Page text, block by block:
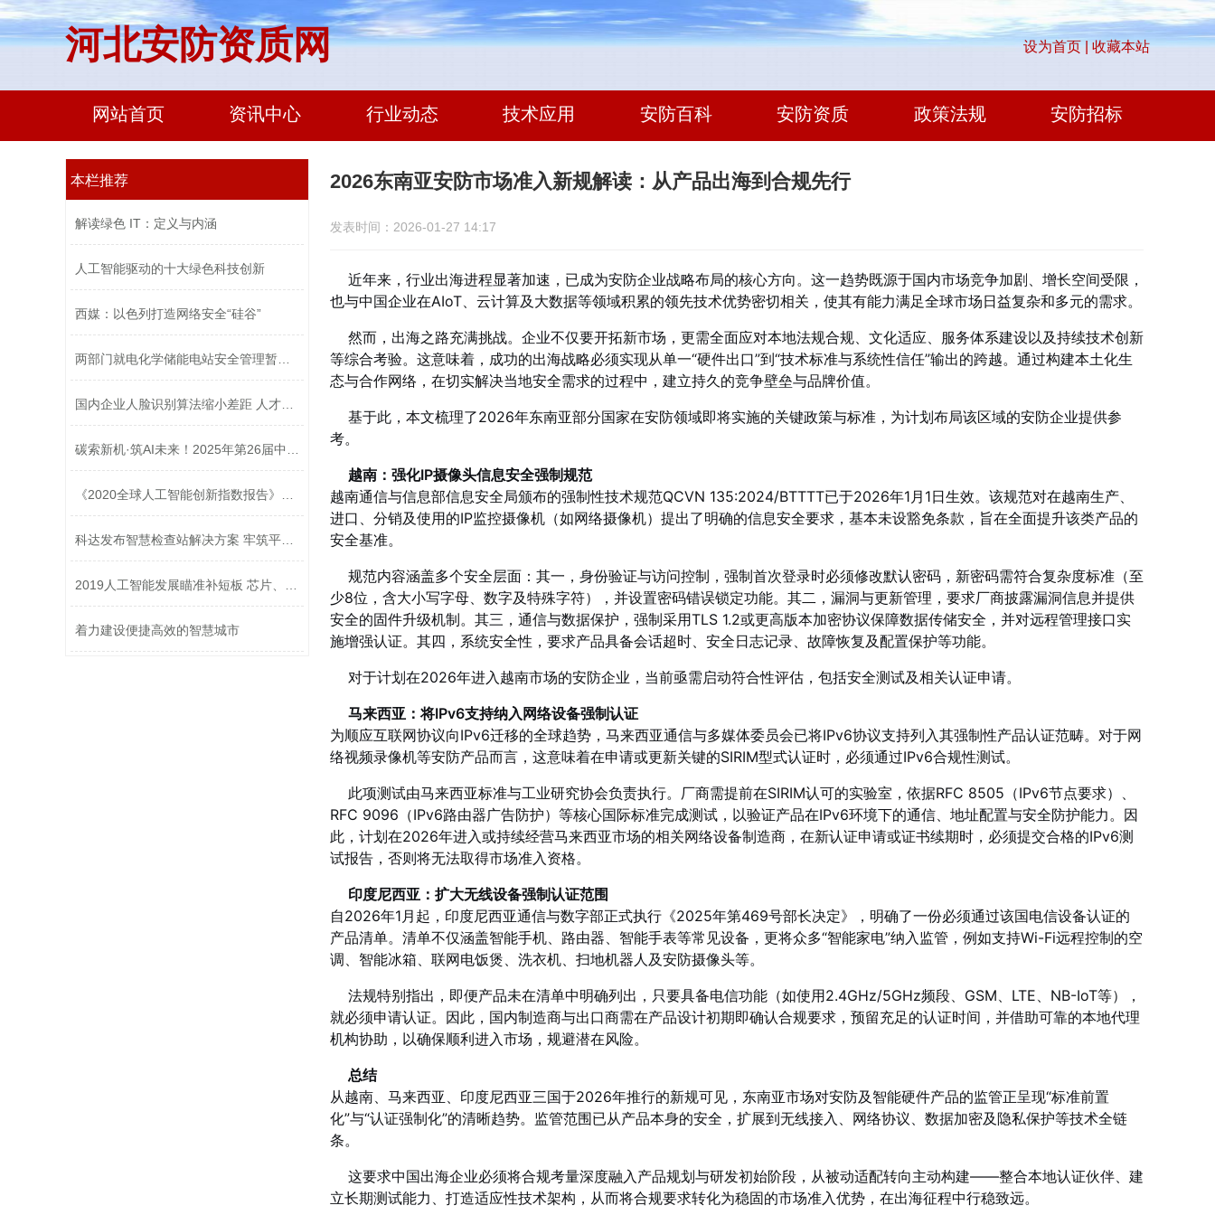
河北安防资质网 设为首页 | 收藏本站
网站首页 资讯中心 行业动态 技术应用 安防百科 安防资质 政策法规 安防招标
本栏推荐
解读绿色 IT：定义与内涵
人工智能驱动的十大绿色科技创新
西媒：以色列打造网络安全“硅谷”
着力建设便捷高效的智慧城市
2026东南亚安防市场准入新规解读：从产品出海到合规先行
发表时间：2026-01-27 14:17
近年来，行业出海进程显著加速，已成为安防企业战略布局的核心方向。这一趋势既源于国内市场竞争加剧、增长空间受限，
也与中国企业在AIoT、云计算及大数据等领域积累的领先技术优势密切相关，使其有能力满足全球市场日益复杂和多元的需求。
然而，出海之路充满挑战。企业不仅要开拓新市场，更需全面应对本地法规合规、文化适应、服务体系建设以及持续技术创新
等综合考验。这意味着，成功的出海战略必须实现从单一“硬件出口”到“技术标准与系统性信任”输出的跨越。通过构建本土化生
态与合作网络，在切实解决当地安全需求的过程中，建立持久的竞争壁垒与品牌价值。
基于此，本文梳理了2026年东南亚部分国家在安防领域即将实施的关键政策与标准，为计划布局该区域的安防企业提供参
考。
越南：强化IP摄像头信息安全强制规范
越南通信与信息部信息安全局颁布的强制性技术规范QCVN 135:2024/BTTTT已于2026年1月1日生效。该规范对在越南生产、
进口、分销及使用的IP监控摄像机（如网络摄像机）提出了明确的信息安全要求，基本未设豁免条款，旨在全面提升该类产品的
安全基准。
规范内容涵盖多个安全层面：其一，身份验证与访问控制，强制首次登录时必须修改默认密码，新密码需符合复杂度标准（至
少8位，含大小写字母、数字及特殊字符），并设置密码错误锁定功能。其二，漏洞与更新管理，要求厂商披露漏洞信息并提供
安全的固件升级机制。其三，通信与数据保护，强制采用TLS 1.2或更高版本加密协议保障数据传储安全，并对远程管理接口实
施增强认证。其四，系统安全性，要求产品具备会话超时、安全日志记录、故障恢复及配置保护等功能。
对于计划在2026年进入越南市场的安防企业，当前亟需启动符合性评估，包括安全测试及相关认证申请。
马来西亚：将IPv6支持纳入网络设备强制认证
为顺应互联网协议向IPv6迁移的全球趋势，马来西亚通信与多媒体委员会已将IPv6协议支持列入其强制性产品认证范畴。对于网
络视频录像机等安防产品而言，这意味着在申请或更新关键的SIRIM型式认证时，必须通过IPv6合规性测试。
此项测试由马来西亚标准与工业研究协会负责执行。厂商需提前在SIRIM认可的实验室，依据RFC 8505（IPv6节点要求）、
RFC 9096（IPv6路由器广告防护）等核心国际标准完成测试，以验证产品在IPv6环境下的通信、地址配置与安全防护能力。因
此，计划在2026年进入或持续经营马来西亚市场的相关网络设备制造商，在新认证申请或证书续期时，必须提交合格的IPv6测
试报告，否则将无法取得市场准入资格。
印度尼西亚：扩大无线设备强制认证范围
自2026年1月起，印度尼西亚通信与数字部正式执行《2025年第469号部长决定》，明确了一份必须通过该国电信设备认证的
产品清单。清单不仅涵盖智能手机、路由器、智能手表等常见设备，更将众多“智能家电”纳入监管，例如支持Wi-Fi远程控制的空
调、智能冰箱、联网电饭煲、洗衣机、扫地机器人及安防摄像头等。
法规特别指出，即便产品未在清单中明确列出，只要具备电信功能（如使用2.4GHz/5GHz频段、GSM、LTE、NB-IoT等），
就必须申请认证。因此，国内制造商与出口商需在产品设计初期即确认合规要求，预留充足的认证时间，并借助可靠的本地代理
机构协助，以确保顺利进入市场，规避潜在风险。
总结
从越南、马来西亚、印度尼西亚三国于2026年推行的新规可见，东南亚市场对安防及智能硬件产品的监管正呈现“标准前置
化”与“认证强制化”的清晰趋势。监管范围已从产品本身的安全，扩展到无线接入、网络协议、数据加密及隐私保护等技术全链
条。
这要求中国出海企业必须将合规考量深度融入产品规划与研发初始阶段，从被动适配转向主动构建——整合本地认证伙伴、建
立长期测试能力、打造适应性技术架构，从而将合规要求转化为稳固的市场准入优势，在出海征程中行稳致远。